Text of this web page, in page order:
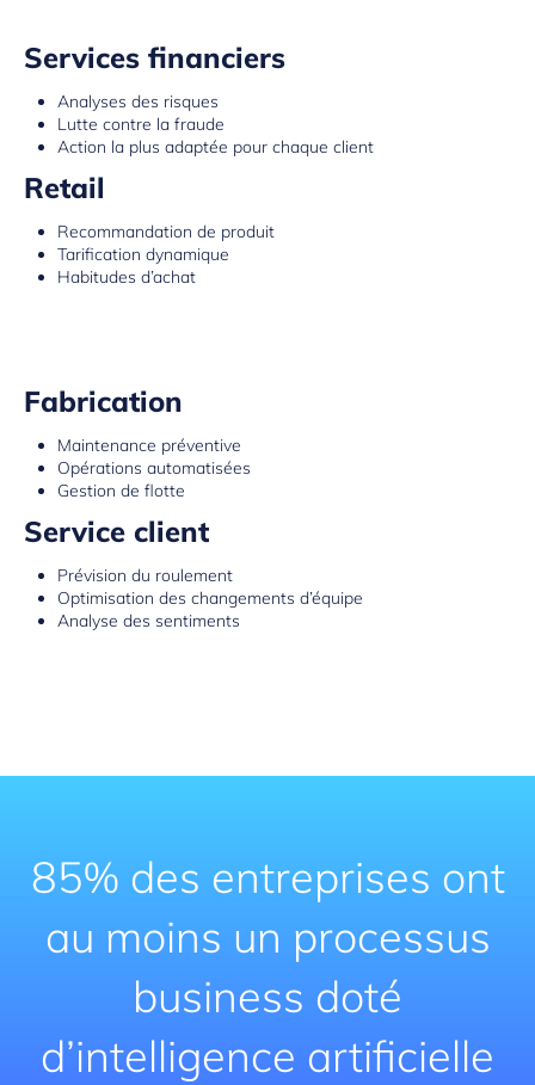
Services financiers
Analyses des risques
Lutte contre la fraude
Action la plus adaptée pour chaque client
Retail
Recommandation de produit
Tarification dynamique
Habitudes d’achat
Fabrication
Maintenance préventive
Opérations automatisées
Gestion de flotte
Service client
Prévision du roulement
Optimisation des changements d’équipe
Analyse des sentiments
85% des entreprises ont
au moins un processus
business doté
d’intelligence artificielle